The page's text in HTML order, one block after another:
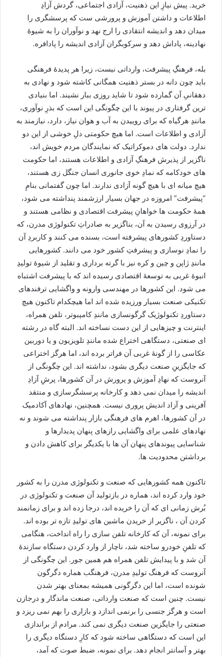
خرید. پیش نیازِ این ذهنیت، آزادی اجتماعی، گردش آزادِ
اطلاعات و داشتن آموزش و پرورشی ست که پرسشگری را
میدان دهد و اندیشه انتقادی را ارج نهد و نوآوران را به شیوۀ
نهادینه، پاداش دهد و سرکوبگران آزادی اندیشه را پادافره.
بله، فرهنگِ پیشرفت، وارداتی نیست، زیرا هر پدیدۀ فرهنگی
باید چون دانه در بستر ذهنیت همگانی کاشته شود و نهادی به
دهقانیِ آن گمارده شود تا شاید روزی ببار نشیند. اما بنیادی
ترین گرفتاری در پیوند با این چگونگی این است که بذرِ نوآوری،
مانندِ هرگیاه که برای روییدن به آب و هوان نیاز، دارد، نیازمند به
آزادی و اطلاعات است. اما هیچ حکومتی دلِ خوشی از این دو
ندارد. دولت های دموکراتیک که نمایندگان مردم خویش اند،
ناگزیر از پذیرش فرهنگِ آزادی و اطلاعات هستند، اما حکومت
های خودکامه که نمادِ خوی جانوری انسان جنگل زی هستند،
هیچ میانه ای با هیچ گونه آزادی ندارند. اما چون گفتمانی بنامِ
“پیشرفت” امروزه در جهان بسیار ارزشمند پنداشته می شود،
همۀ حکومت ها خواهانِ پیشرفت اقتصادی و نظامی هستند و
در آرزوی رسیدن به آن، بناگزیر به صادراتِ تکنولوژی مدرن، که
دستاوردِ کشورهای پیشرفته است، بسنده می کنند و کاربردِ آن
را نمادِ نوسازی و پیشرفتِ کشور خود می دانند. کشورهایی
مانندِ ژاپن و چین و کره نیز با گرته برداری و تقلید از شیوۀ تولیدِ
انبوۀ غربی به توسعۀ اقتصادی رسیده اند که با پیشرفت اشتباه
می شود. این کشورها در مهندسی وارونه و واگشایی ترفندهای
تکنیکی صنعت بسیار ورزیده شده اند اما هیچکدام تاکنون هیچ
دستاوردِ تکنولوژیک گرگونسازی مانندِ کامپبوتر، تلفن همراه،
اینترنت و چیزهایی از این دست نساخته اند. البته گاه در رشته
ای صنعتی، دستگاهی اختراع شده مانندِ تلویزیون و یا دوربین
عکاسی را از گونۀ غربی آن فراتر برده اند، اما هرگز اختراعی
که جایگزینِ صنعت دیگری بشود، نداشته اند. این چگونگی از
آنروست که نهادِ آموزش و پرورش در آن کشورها، پرشِ آزادِ
اندیشه را میدان نمی دهد و کارخانه پرسشگرسازی و منتقد
آفرینی و آزاد اندیش پروری نیست. همچنین، نهادهای آکادمیک
در آن کشورها، اهرم های فرهنگی بازار پنداشته می شوند و نه
نهادهای علمی برای واگشایی رازهای پنهان پدیدارها و
شناسایی پیوندهای پنهان آن ها با یکدیگر برای کاهش دادن و
برداشتن محدودیت ها.
تاکنون همه کشورهایی که صنعت و تکنولوژی مدرن را به کشور
خود وارد کرده اند، هماره در بازتولید آن صنعت و تکنولوژی در
بُرش زمانی ای که آن را خریده اند، درجا زده اند و برای زمانمند
کردن آن ، ناگزیر از خریدن ماشین های تولیدِ تازه تر بوده اند.
برای نمونه، آن که کارخانه تلفن سازی را راه انداخت، هنگامی
که تلفنِ خودرو ساخته شد، ناچار از وارد کردن دستگاه سازندۀ
آن شد و با پیدایش تلفن همراه هم همین جور. این چگونگی از
آنروست که فرهنگ تولیدِ مدرن، فرهنگب هماره دگرگون
شونده است، اما این دگرگونی همیشه بمعنای بهتر شدن
نیست. چنین است که صنعت وارداتی، صنعت ماندگار و درجازن
است و هرگز جنسی را برنمی اندازد و بازاری را بهم نمی ریزد و
صنعتی را جایگزین صنعت دیگری نمی کند. مرادم از براندازی
این است که دستگاهی ساخته شود که کارِ دستگاه دیگری را
بهتر و آسانتر انجام دهد. برای نمونه، ضبط صوت که آمد،